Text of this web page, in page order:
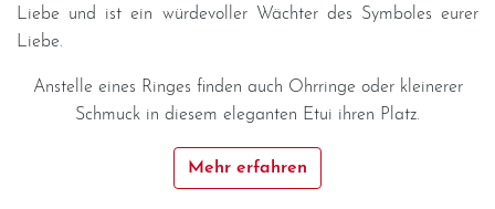
Liebe und ist ein würdevoller Wächter des Symboles eurer
Liebe.
Anstelle eines Ringes finden auch Ohrringe oder kleinerer
Schmuck in diesem eleganten Etui ihren Platz.
Mehr erfahren